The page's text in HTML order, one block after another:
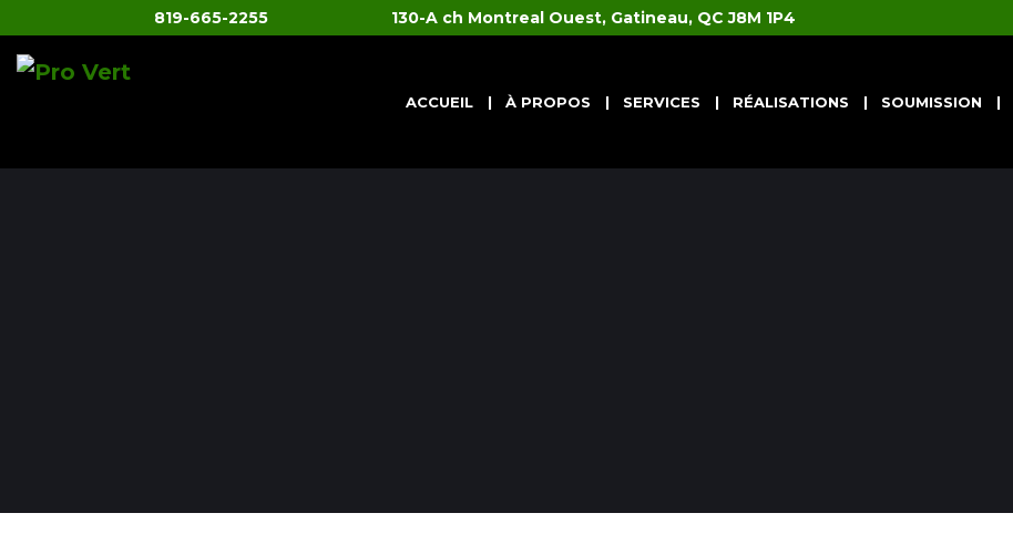
819-665-2255 130-A ch Montreal Ouest, Gatineau, QC J8M 1P4
ACCUEIL À PROPOS SERVICES RÉALISATIONS SOUMISSION